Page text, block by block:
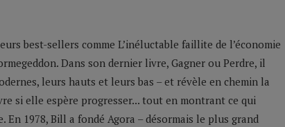
best-sellers comme L’inéluctable faillite de l’économie
Dans son dernier livre, Gagner ou Perdre, il
leurs hauts et leurs bas – et révèle en chemin la
si elle espère progresser... tout en montrant ce qui
1978, Bill a fondé Agora – désormais le plus grand